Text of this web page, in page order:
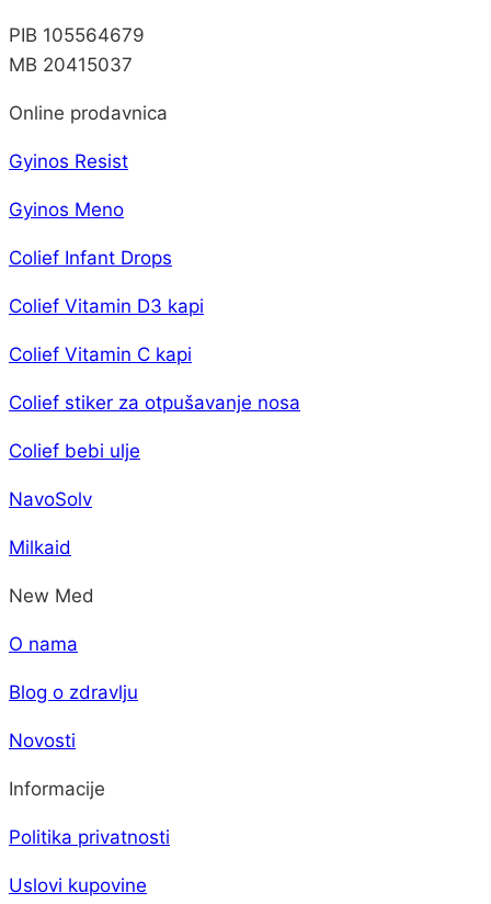
PIB 105564679
MB 20415037
Online prodavnica
Gyinos Resist
Gyinos Meno
Colief Infant Drops
Colief Vitamin D3 kapi
Colief Vitamin C kapi
Colief stiker za otpušavanje nosa
Colief bebi ulje
NavoSolv
Milkaid
New Med
O nama
Blog o zdravlju
Novosti
Informacije
Politika privatnosti
Uslovi kupovine